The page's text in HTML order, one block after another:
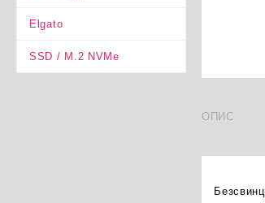
Elgato
SSD / M.2 NVMe
ОПИС